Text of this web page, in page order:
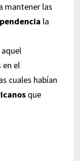
mantener las
la
el
cuales habían
que